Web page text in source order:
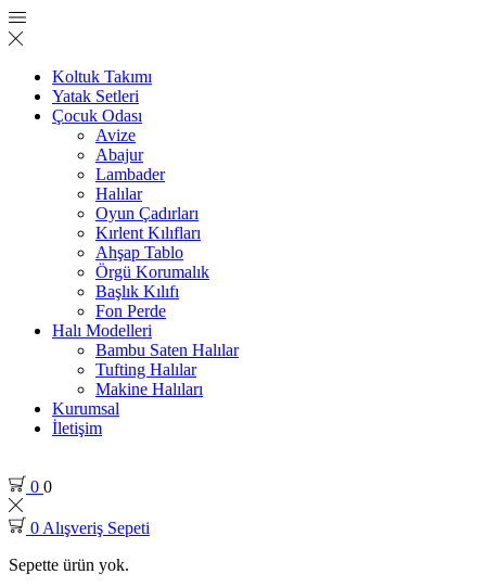
Koltuk Takımı
Yatak Setleri
Çocuk Odası
Avize
Abajur
Lambader
Halılar
Oyun Çadırları
Kırlent Kılıfları
Ahşap Tablo
Örgü Korumalık
Başlık Kılıfı
Fon Perde
Halı Modelleri
Bambu Saten Halılar
Tufting Halılar
Makine Halıları
Kurumsal
İletişim
0 0
0 Alışveriş Sepeti
Sepette ürün yok.